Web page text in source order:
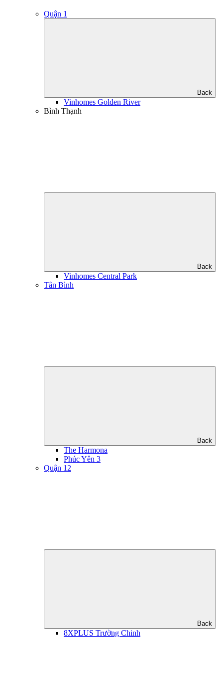
Quận 1
Back
Vinhomes Golden River
Bình Thạnh
Back
Vinhomes Central Park
Tân Bình
Back
The Harmona
Phúc Yên 3
Quận 12
Back
8XPLUS Trường Chinh